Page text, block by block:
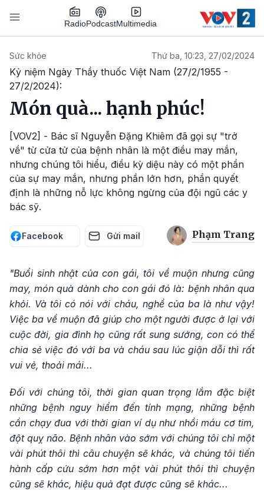
Nhảy đến nội dung
RadioPodcastMultimedia
Sức khỏe Thứ ba, 10:23, 27/02/2024
Kỷ niệm Ngày Thầy thuốc Việt Nam (27/2/1955 -
27/2/2024):
Món quà... hạnh phúc!
[VOV2] - Bác sĩ Nguyễn Đặng Khiêm đã gọi sự "trở
về" từ cửa tử của bệnh nhân là một điều may mắn,
nhưng chúng tôi hiểu, điều kỳ diệu này có một phần
của sự may mắn, nhưng phần lớn hơn, phần quyết
định là những nỗ lực không ngừng của đội ngũ các y
bác sỹ.
Facebook Gửi mail Phạm Trang
"Buổi sinh nhật của con gái, tôi về muộn nhưng cũng
may, món quà dành cho con gái đó là: bệnh nhân qua
khỏi. Và tôi có nói với cháu, nghề của ba là như vậy!
Việc ba về muộn đã giúp cho một người được ở lại với
cuộc đời, gia đình họ cũng rất sung sướng, con có thể
chia sẻ việc đó với ba và cháu sau lúc giận dỗi thì rất
vui vẻ, thoải mái...
Đối với chúng tôi, thời gian quan trọng lắm đặc biệt
những bệnh nguy hiểm đến tính mạng, những bệnh
cần chạy đua với thời gian ví dụ như nhồi máu cơ tim,
đột quỵ não. Bệnh nhân vào sớm với chúng tôi chỉ một
vài phút thôi thì câu chuyện sẽ khác, và chúng tôi tiến
hành cấp cứu sớm hơn một vài phút thôi thì chuyện
cũng sẽ khác, hiệu quả đạt được cũng sẽ khác...